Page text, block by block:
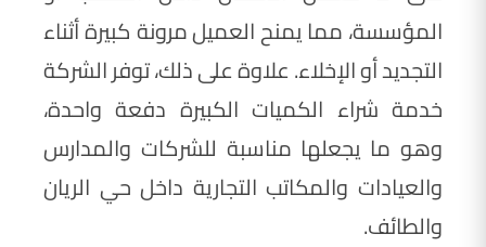
المؤسسة، مما يمنح العميل مرونة كبيرة أثناء
التجديد أو الإخلاء. علاوة على ذلك، توفر الشركة
خدمة شراء الكميات الكبيرة دفعة واحدة،
وهو ما يجعلها مناسبة للشركات والمدارس
والعيادات والمكاتب التجارية داخل حي الريان
والطائف.